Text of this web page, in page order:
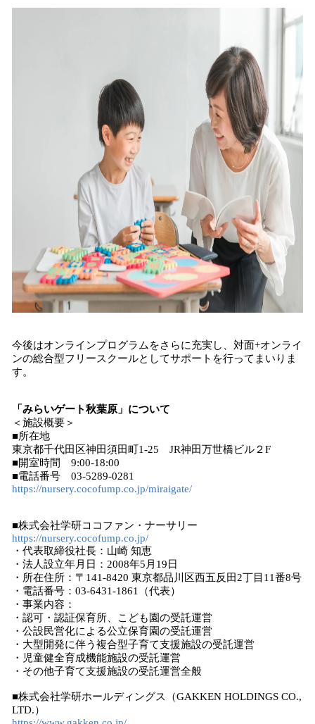
今後はオンラインプログラムをさらに充実し、対面+オンライ
ンの総合型フリースクールとしてサポートを行ってまいりま
す。
「みらいゲート秋葉原」について
＜施設概要＞
■所在地
東京都千代⽥区神⽥須⽥町1-25 JR神⽥万世橋ビル２F
■開室時間 9:00-18:00
■電話番号 03-5289-0281
https://nursery.cocofump.co.jp/miraigate/
■株式会社学研ココファン・ナーサリー
https://nursery.cocofump.co.jp/
・代表取締役社⻑：⼭崎 知恵
・法⼈設⽴年⽉⽇：2008年5⽉19⽇
・所在住所：〒141-8420 東京都品川区⻄五反⽥2丁⽬11番8号
・電話番号：03-6431-1861（代表）
・事業内容：
・認可・認証保育所、こども園の受託運営
・公設⺠営化による公⽴保育園の受託運営
・⼤型開発に伴う複合型⼦育て⽀援施設の受託運営
・児童健全育成機能施設の受託運営
・その他⼦育て⽀援施設の受託運営全般
■株式会社学研ホールディングス（GAKKEN HOLDINGS CO.,
LTD.）